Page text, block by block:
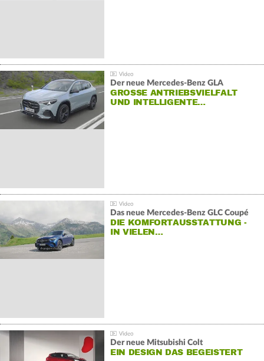
Der neue Mercedes-Benz GLA
GROSSE ANTRIEBSVIELFALT U
ND INTELLIGENTE…
Das neue Mercedes-Benz GLC Coupé
DIE KOMFORTAUSSTATTUNG -
IN VIELEN…
Der neue Mitsubishi Colt
EIN DESIGN DAS BEGEISTERT